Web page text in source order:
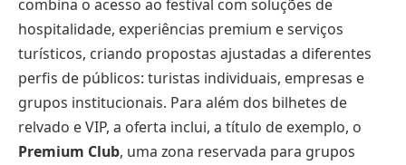
combina o acesso ao festival com soluções de
hospitalidade, experiências premium e serviços
turísticos, criando propostas ajustadas a diferentes
perfis de públicos: turistas individuais, empresas e
grupos institucionais. Para além dos bilhetes de
relvado e VIP, a oferta inclui, a título de exemplo, o
Premium Club, uma zona reservada para grupos